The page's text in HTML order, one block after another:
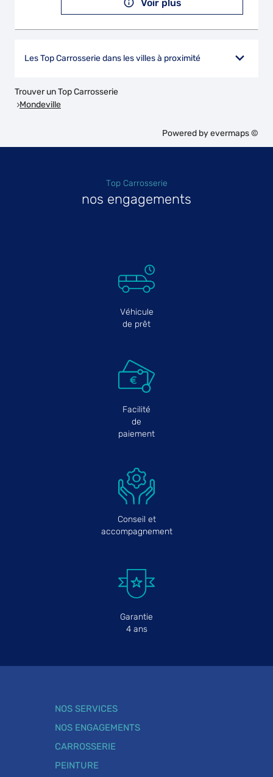
Voir plus
Les Top Carrosserie dans les villes à proximité
Trouver un Top Carrosserie
Mondeville
Powered byevermaps ©
Top Carrosserie
nos engagements
Véhicule
de prêt
Facilité
de
paiement
Conseil et
accompagnement
Garantie
4 ans
NOS SERVICES
NOS ENGAGEMENTS
CARROSSERIE
PEINTURE